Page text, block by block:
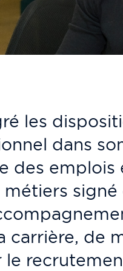
les
dans
des
carrière, de
le